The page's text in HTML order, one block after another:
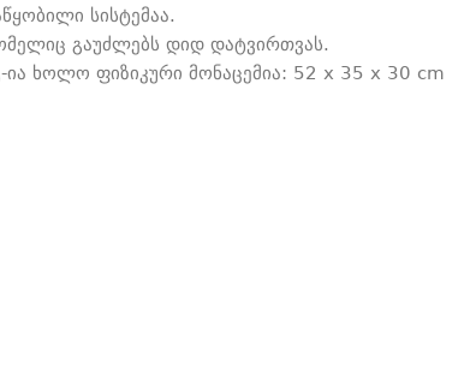
სისტემაა.
გაუძლებს დიდ დატვირთვას.
ხოლო ფიზიკური მონაცემია: 52 x 35 x 30 cm